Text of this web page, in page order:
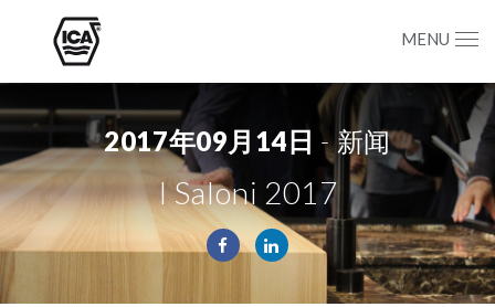
MENU
2017年09月14日 - 新闻
I Saloni 2017